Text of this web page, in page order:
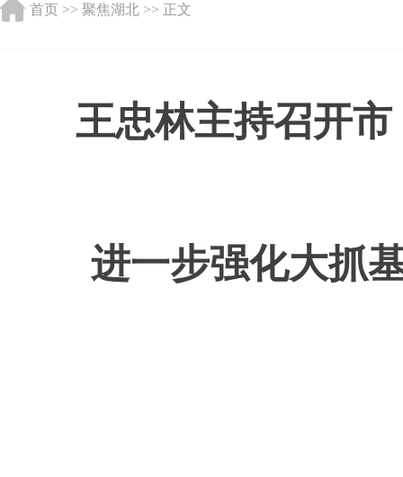
首页 >> 聚焦湖北 >> 正文
王忠林主持召开
进一步强化大抓